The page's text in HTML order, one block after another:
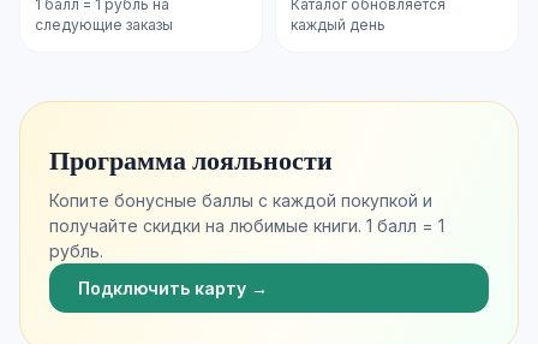
1 балл = 1 рубль на
следующие заказы
Каталог обновляется
каждый день
Программа лояльности
Копите бонусные баллы с каждой покупкой и
получайте скидки на любимые книги. 1 балл = 1
рубль.
Подключить карту →